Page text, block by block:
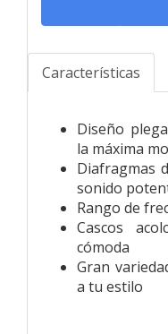
Características
Diseño
la máxima
Diafragmas
sonido
Rango de
Cascos
cómoda
Gran
a tu estilo